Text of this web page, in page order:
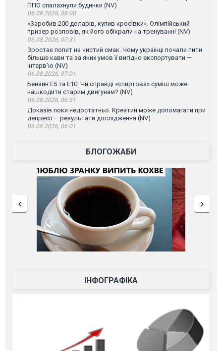
ППО спалахнули будинки (NV)
06.08.2026, 08:00
«Заробив 200 доларів, купив кросівки». Олімпійський
призер розповів, як його обікрали на тренуванні (NV)
06.08.2026, 07:31
Зростає попит на чистий смак. Чому українці почали пити
більше кави та за яких умов її вигідно експортувати —
інтерв'ю (NV)
06.08.2026, 07:01
Бензин Е5 та Е10. Чи справді «спиртова» суміш може
нашкодити старим двигунам? (NV)
06.08.2026, 06:31
Доказів поки недостатньо. Креатин може допомагати при
депресії — результати дослідження (NV)
06.08.2026, 06:01
БЛОГОЖАБИ
ІНФОГРАФІКА